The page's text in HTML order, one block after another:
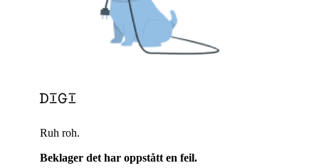
Ruh roh.
Beklager det har oppstått en feil.